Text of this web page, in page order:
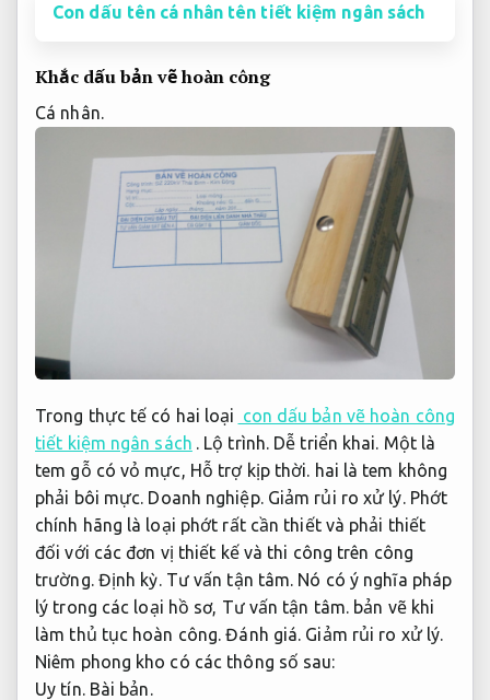
Con dấu tên cá nhân tên tiết kiệm ngân sách
Khắc dấu bản vẽ hoàn công
Cá nhân.
Trong thực tế có hai loại con dấu bản vẽ hoàn công
tiết kiệm ngân sách
Lộ trình. Dễ triển khai. Một là
tem gỗ có vỏ mực, Hỗ trợ kịp thời.
hai là tem không
phải bôi mực. Doanh nghiệp. Giảm rủi ro xử lý. Phớt
chính hãng là loại phớt rất cần thiết và phải thiết
đối với các đơn vị thiết kế và thi công trên công
trường. Định kỳ. Tư vấn tận tâm. Nó có ý nghĩa pháp
lý trong các loại hồ sơ, Tư vấn tận tâm. bản vẽ khi
làm thủ tục hoàn công.Đánh giá. Giảm rủi ro xử lý.
Niêm phong kho có các thông số sau:
Uy tín. Bài bản.